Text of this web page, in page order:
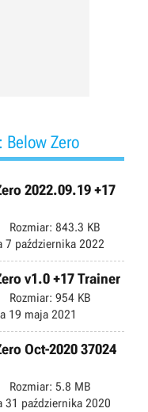
Zero
2022.09.19 +17
Rozmiar: 843.3 KB
7 października 2022
v1.0 +17 Trainer
Rozmiar: 954 KB
19 maja 2021
Oct-2020 37024
Rozmiar: 5.8 MB
31 października 2020